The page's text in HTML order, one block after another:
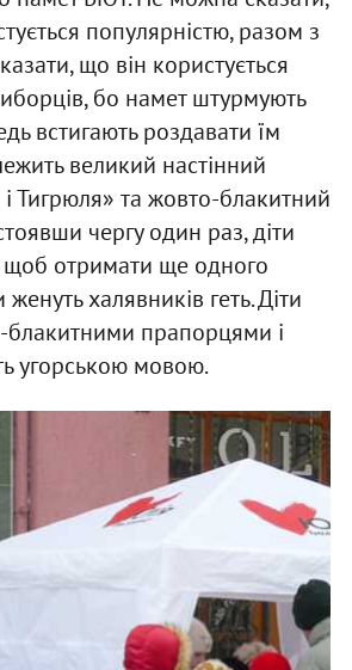
популярністю, разом з
що він користується
бо намет штурмують
встигають роздавати їм
великий настінний
Тигрюля» та жовто-блакитний
чергу один раз, діти
щоб отримати ще одного
халявників геть. Діти
блакитними прапорцями і
угорською мовою.